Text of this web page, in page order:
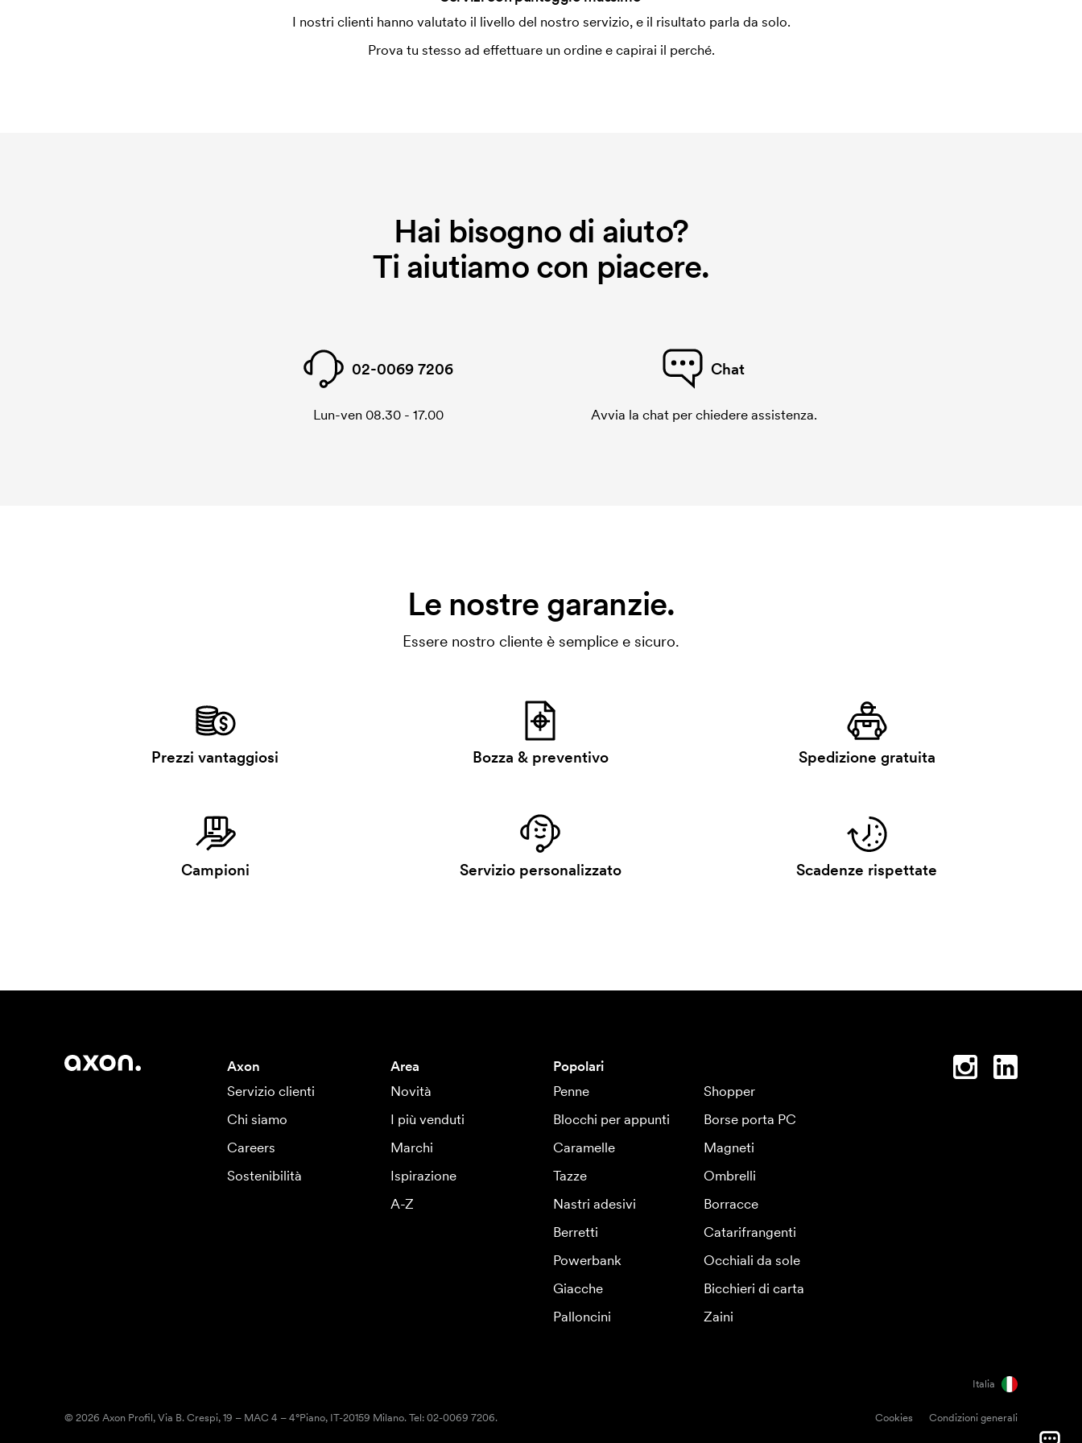
Il cliché di ricamo è un file digitale che comunica alla macchina di ricamo quale grafica
dovrà essere ricamata. Per ogni nuova grafica da ricamare dobbiamo creare un cliché
I nostri clienti hanno valutato il livello del nostro servizio, e il risultato parla da solo.
Prova tu stesso ad effettuare un ordine e capirai il perché.
Hai bisogno di aiuto?
Ti aiutiamo con piacere.
02-0069 7206
Lun-ven 08.30 - 17.00
Chat
Avvia la chat per chiedere assistenza.
Le nostre garanzie.
Essere nostro cliente è semplice e sicuro.
Prezzi vantaggiosi Bozza & preventivo Spedizione gratuita
Campioni Servizio personalizzato Scadenze rispettate
Axon
Servizio clienti
Chi siamo
Careers
Sostenibilità
Area
Novità
I più venduti
Marchi
Ispirazione
A-Z
Popolari
Penne
Shopper
Blocchi per appunti
Borse porta PC
Caramelle
Magneti
Tazze
Ombrelli
Nastri adesivi
Borracce
Berretti
Catarifrangenti
Powerbank
Occhiali da sole
Giacche
Bicchieri di carta
Palloncini
Zaini
Italia
Cookies Condizioni generali
© 2026 Axon Profil, Via B. Crespi, 19 – MAC 4 – 4°Piano, IT-20159 Milano. Tel: 02-0069 7206.